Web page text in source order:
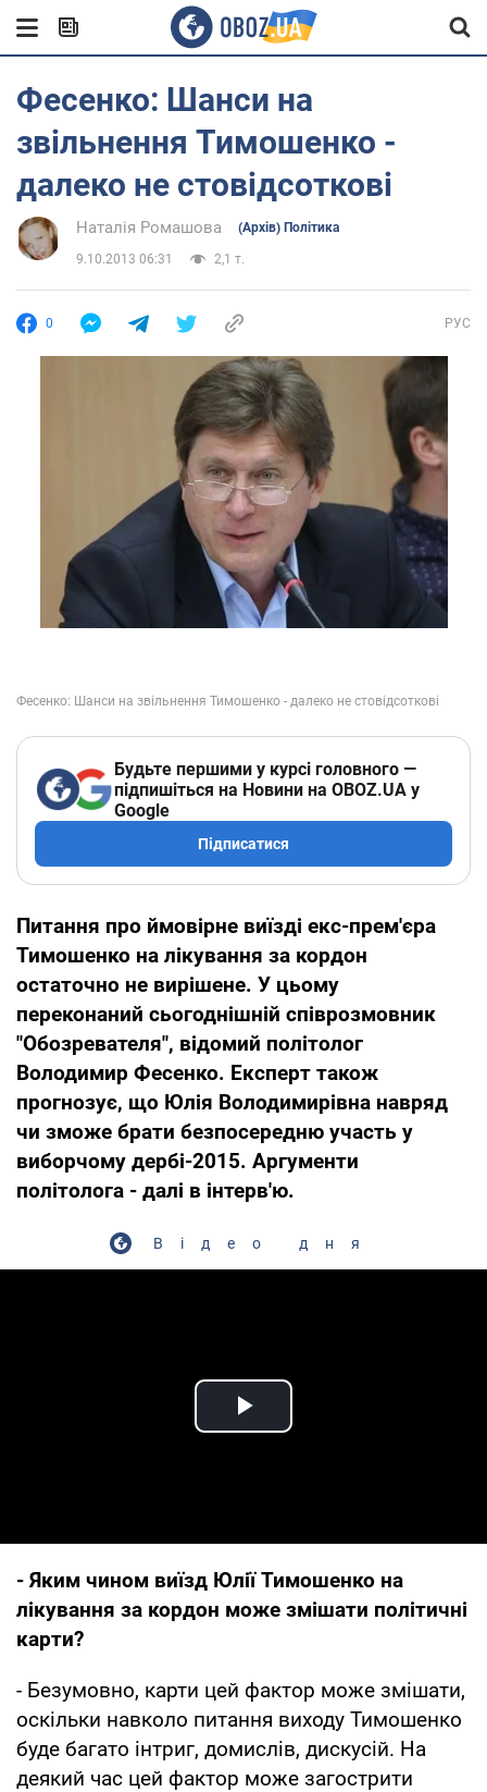
Фесенко: Шанси на
звільнення Тимошенко -
далеко не стовідсоткові
Наталія Ромашова (Архів) Політика
9.10.2013 06:31 2,1 т.
0 РУС
Будьте першими у курсі головного —
підпишіться на Новини на OBOZ.UA у
Google
Підписатися
Питання про ймовірне виїзді екс-прем'єра
Тимошенко на лікування за кордон
остаточно не вирішене. У цьому
переконаний сьогоднішній співрозмовник
"Обозревателя", відомий політолог
Володимир Фесенко. Експерт також
прогнозує, що Юлія Володимирівна навряд
чи зможе брати безпосередню участь у
виборчому дербі-2015. Аргументи
політолога - далі в інтерв'ю.
Відео дня
Play Video
- Яким чином виїзд Юлії Тимошенко на
лікування за кордон може змішати політичні
карти?
- Безумовно, карти цей фактор може змішати,
оскільки навколо питання виходу Тимошенко
буде багато інтриг, домислів, дискусій. На
деякий час цей фактор може загострити